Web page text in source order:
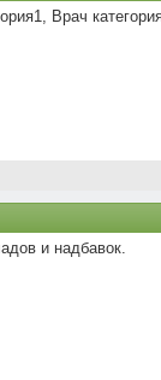
Врач
и надбавок.